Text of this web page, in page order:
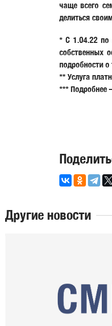
чаще всего
делиться
* С 1.04.22 по
собственных
подробности
** Услуга
*** Подробнее
Другие новости